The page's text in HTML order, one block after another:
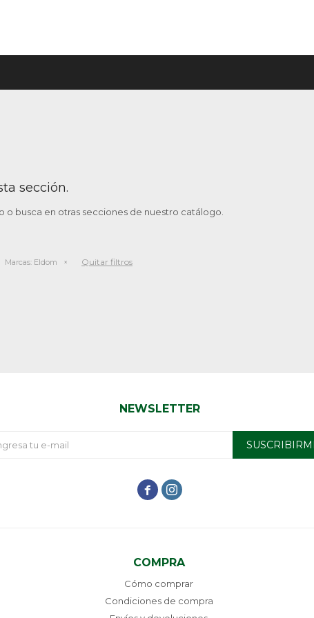
sección.
busca en otras secciones de nuestro catálogo.
Marcas: Eldom Quitar filtros
COMPRA
Cómo comprar
Condiciones de compra
NEWSLETTER
 